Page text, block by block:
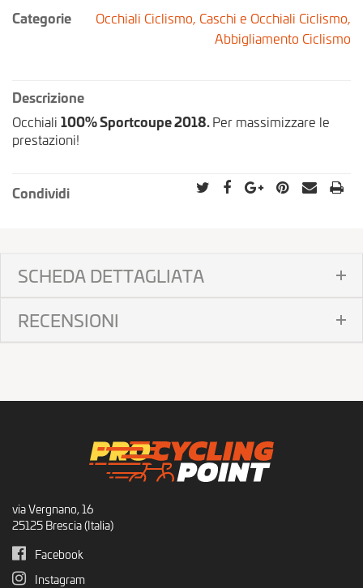
Categorie
Occhiali Ciclismo, Caschi e Occhiali Ciclismo,
Abbigliamento Ciclismo
Descrizione
Occhiali 100% Sportcoupe 2018.Per massimizzare le
prestazioni!
Condividi
SCHEDA DETTAGLIATA
RECENSIONI
via Vergnano, 16
25125 Brescia (Italia)
Facebook
Instagram